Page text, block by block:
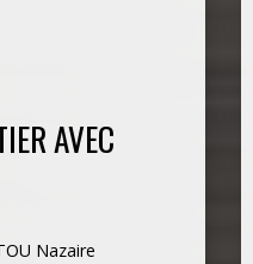
AVEC
Nazaire